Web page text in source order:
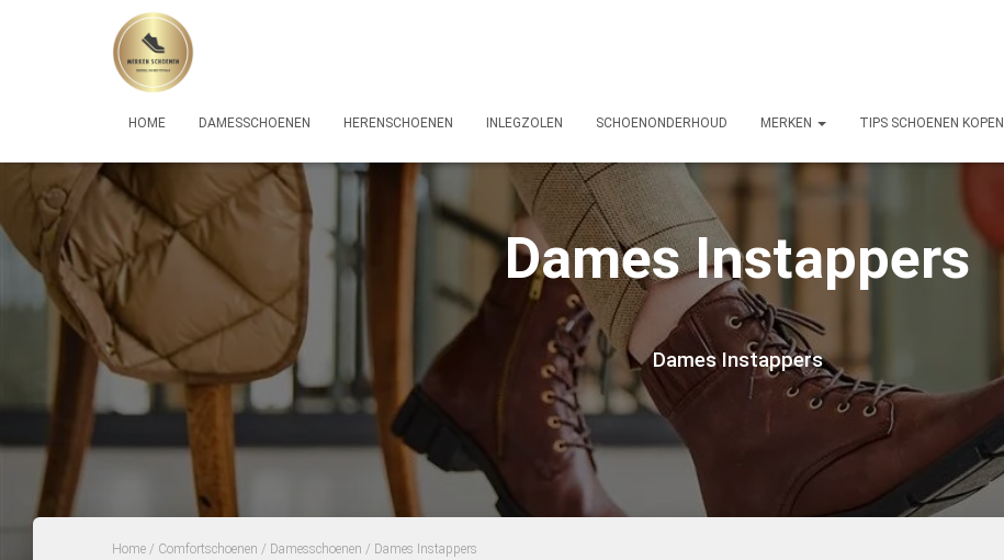
HOME DAMESSCHOENEN HERENSCHOENEN INLEGZOLEN SCHOENONDERHOUD MERKEN TIPS SCHOENEN KOPEN
Dames Instappers
Dames Instappers
Home / Comfortschoenen / Damesschoenen / Dames Instappers